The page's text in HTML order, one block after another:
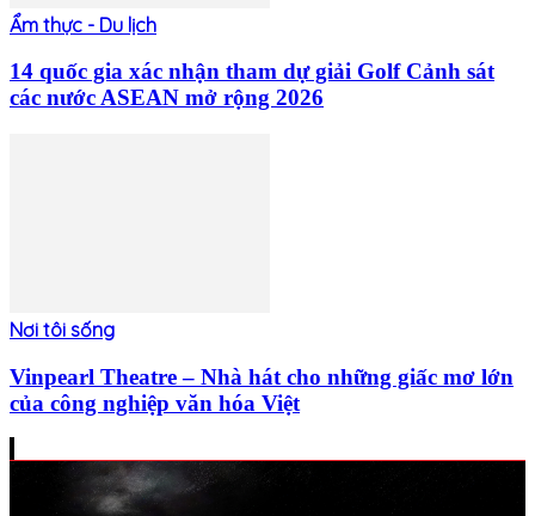
Ẩm thực - Du lịch
14 quốc gia xác nhận tham dự giải Golf Cảnh sát
các nước ASEAN mở rộng 2026
Nơi tôi sống
Vinpearl Theatre – Nhà hát cho những giấc mơ lớn
của công nghiệp văn hóa Việt